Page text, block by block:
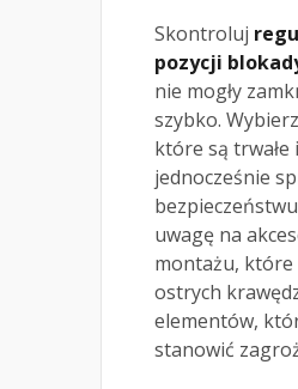
Skontroluj
pozycji
nie mogły
szybko.
które są trwałe i
jednocześnie
uwagę na
montażu, które
ostrych
elementów,
stanowić